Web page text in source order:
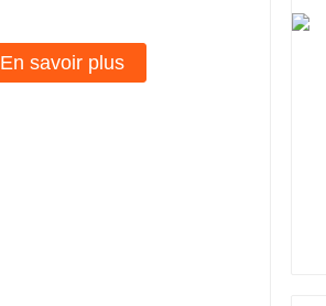
En savoir plus